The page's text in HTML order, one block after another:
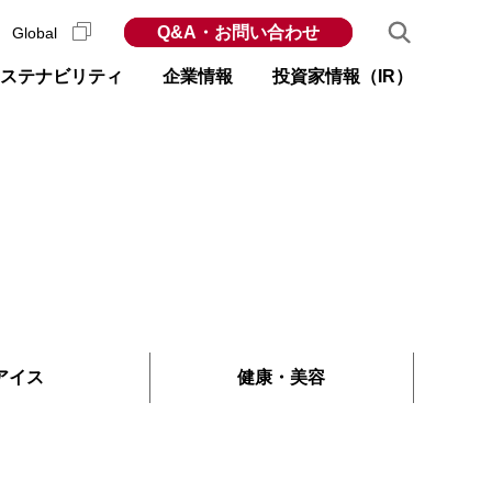
テナビリティ 企業情報 投資家情報（IR）
Global Q&A・お問い合わせ
イス 健康 ・ 美容